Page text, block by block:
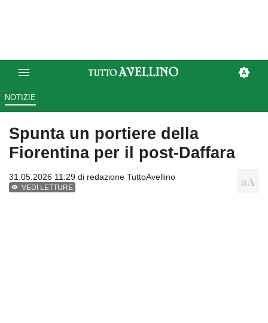
NOTIZIE
Spunta un portiere della
Fiorentina per il post-Daffara
31.05.2026 11:29 di redazione TuttoAvellino
VEDI LETTURE